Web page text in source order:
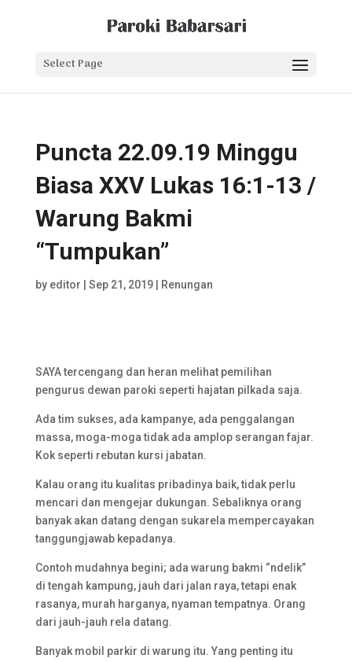
Select Page
Puncta 22.09.19 Minggu
Biasa XXV Lukas 16:1-13 /
Warung Bakmi
“Tumpukan”
by editor Sep 21, 2019| Renungan
SAYA tercengang dan heran melihat pemilihan
pengurus dewan paroki seperti hajatan pilkada saja.
Ada tim sukses, ada kampanye, ada penggalangan
massa, moga-moga tidak ada amplop serangan fajar.
Kok seperti rebutan kursi jabatan.
Kalau orang itu kualitas pribadinya baik, tidak perlu
mencari dan mengejar dukungan. Sebaliknya orang
banyak akan datang dengan sukarela mempercayakan
tanggungjawab kepadanya.
Contoh mudahnya begini; ada warung bakmi “ndelik”
di tengah kampung, jauh dari jalan raya, tetapi enak
rasanya, murah harganya, nyaman tempatnya. Orang
dari jauh-jauh rela datang.
Banyak mobil parkir di warung itu. Yang penting itu